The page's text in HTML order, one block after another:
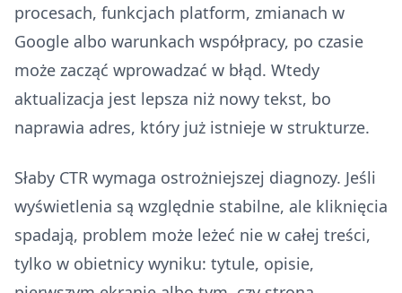
procesach, funkcjach platform, zmianach w
Google albo warunkach współpracy, po czasie
może zacząć wprowadzać w błąd. Wtedy
aktualizacja jest lepsza niż nowy tekst, bo
naprawia adres, który już istnieje w strukturze.
Słaby CTR wymaga ostrożniejszej diagnozy. Jeśli
wyświetlenia są względnie stabilne, ale kliknięcia
spadają, problem może leżeć nie w całej treści,
tylko w obietnicy wyniku: tytule, opisie,